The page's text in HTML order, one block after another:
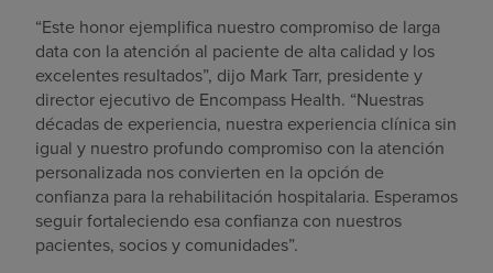
“Este honor ejemplifica nuestro compromiso de larga
data con la atención al paciente de alta calidad y los
excelentes resultados”, dijo Mark Tarr, presidente y
director ejecutivo de Encompass Health. “Nuestras
décadas de experiencia, nuestra experiencia clínica sin
igual y nuestro profundo compromiso con la atención
personalizada nos convierten en la opción de
confianza para la rehabilitación hospitalaria. Esperamos
seguir fortaleciendo esa confianza con nuestros
pacientes, socios y comunidades”.